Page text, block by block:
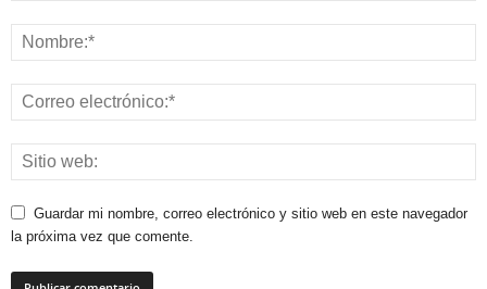
Guardar mi nombre, correo electrónico y sitio web en este navegador
la próxima vez que comente.